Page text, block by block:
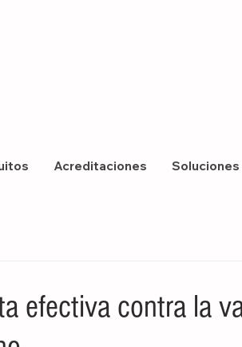
Acreditaciones Soluciones
efectiva contra la